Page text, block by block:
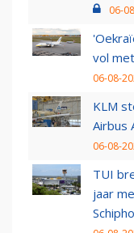
06-
vol
06-08-
KLM
Airbus
06-08-
TUI
jaar